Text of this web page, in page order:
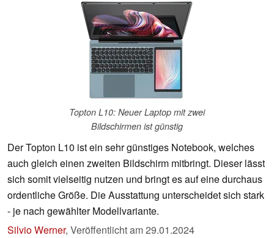
Topton L10: Neuer Laptop mit zwei
Bildschirmen ist günstig
Der Topton L10 ist ein sehr günstiges Notebook, welches
auch gleich einen zweiten Bildschirm mitbringt. Dieser lässt
sich somit vielseitig nutzen und bringt es auf eine durchaus
ordentliche Größe. Die Ausstattung unterscheidet sich stark
- je nach gewählter Modellvariante.
Silvio Werner, Veröffentlicht am29.01.2024